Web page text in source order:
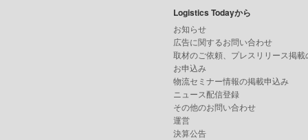
Logistics Todayから
お知らせ
広告に関するお問い合わせ
取材のご依頼、プレスリリース掲載
お申込み
物流セミナー情報の掲載申込み
ニュース配信登録
その他のお問い合わせ
運営
決算公告